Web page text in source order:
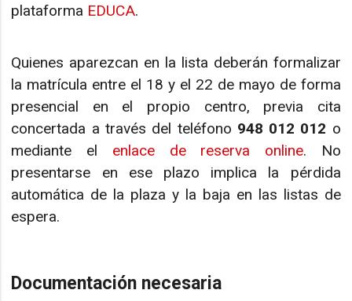
plataforma EDUCA.
Quienes aparezcan en la lista deberán formalizar
la matrícula entre el 18 y el 22 de mayo de forma
presencial en el propio centro, previa cita
concertada a través del teléfono 948 012 012 o
mediante el enlace de reserva online. No
presentarse en ese plazo implica la pérdida
automática de la plaza y la baja en las listas de
espera.
Documentación necesaria